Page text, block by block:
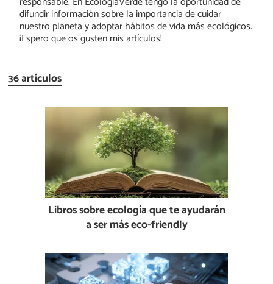
difundir información sobre la importancia de cuidar
nuestro planeta y adoptar hábitos de vida más ecológicos.
¡Espero que os gusten mis artículos!
36 artículos
Libros sobre ecología que te ayudarán
a ser más eco-friendly